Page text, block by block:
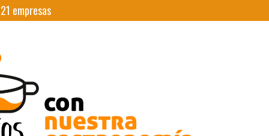
21 empresas